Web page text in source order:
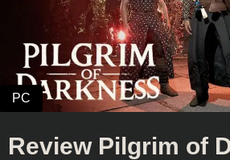
Review Pilgrim of